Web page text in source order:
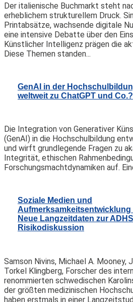
Der italienische Buchmarkt steht
erheblichem strukturellem Druck.
Printabsätze, wachsende digitale
eine intensive Debatte über den
Künstlicher Intelligenz prägen die
Diese Themen standen...
GenAI in der
weltweit zu ChatGPT und Co.?
Die Integration von Generativer
(GenAI) in die Hochschulbildung
und wirft grundlegende Fragen zu
Integrität, ethischen
Forschungsmachtdynamiken auf.
Soziale Medien und
Aufmerksamkeitsentwicklung
Neue Langzeitdaten zur
Risikodiskussion
Samson Nivins, Michael A. Mooney,
Torkel Klingberg, Forscher des
renommierten schwedischen
der größten medizinischen
haben erstmals in einer